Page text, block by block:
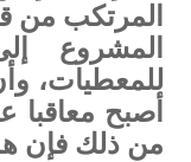
المرتكب من
المشروع
للمعطيات،
أصبح معاقبا
من ذلك فإن